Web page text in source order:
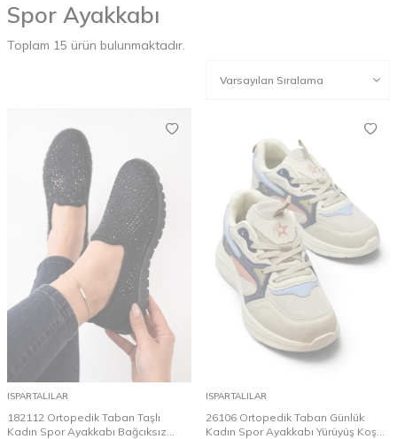
Spor Ayakkabı
Toplam 15 ürün bulunmaktadır.
ISPARTALILAR
182112 Ortopedik Taban Taşlı
Kadın Spor Ayakkabı Bağcıksız
ISPARTALILAR
26106 Ortopedik Taban Günlük
Kadın Spor Ayakkabı Yürüyüş Koşu